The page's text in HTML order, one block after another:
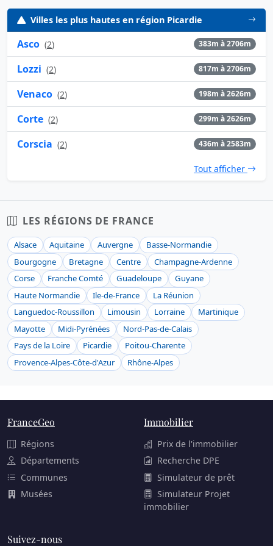
Villes les plus hautes en région Picardie
Asco (2) 383m à 2706m
Lozzi (2) 817m à 2706m
Venaco (2) 198m à 2626m
Corte (2) 299m à 2626m
Corscia (2) 436m à 2583m
Tout afficher
LES RÉGIONS DE FRANCE
Alsace Aquitaine Auvergne
Basse-Normandie
Bourgogne
Bretagne Centre
Champagne-Ardenne
Corse
Franche Comté Guadeloupe
Guyane
Haute Normandie
Ile-de-France
La Réunion
Languedoc-Roussillon
Limousin Lorraine
Martinique
Mayotte
Midi-Pyrénées
Nord-Pas-de-Calais
Pays de la Loire
Picardie
Poitou-Charente
Provence-Alpes-Côte-d'Azur
Rhône-Alpes
FranceGeo
Régions
Départements
Communes
Musées
Immobilier
Prix de l'immobilier
Recherche DPE
Simulateur de prêt
Simulateur Projet
immobilier
Suivez-nous